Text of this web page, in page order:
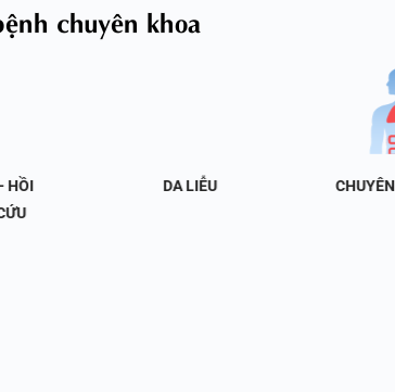
chuyên khoa
HỒI
DA LIỄU